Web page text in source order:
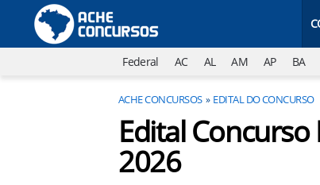
Federal AC AL AM AP BA
ACHE CONCURSOS EDITAL DO CONCURSO
Edital
2026